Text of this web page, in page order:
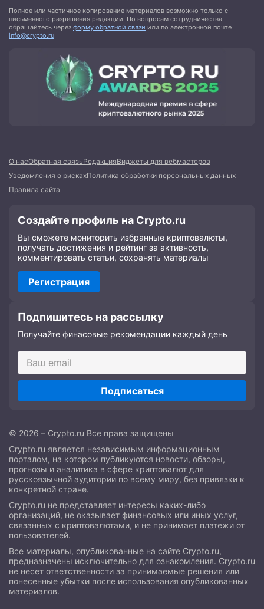
Полное или частичное копирование материалов возможно только с
письменного разрешения редакции. По вопросам сотрудничества
обращайтесь через форму обратной связи или по электронной почте
info@crypto.ru
О насОбратная связьРедакцияВиджеты для вебмастеров
Уведомления о рискахПолитика обработки персональных данных
Правила сайта
Создайте профиль на Crypto.ru
Вы сможете мониторить избранные криптовалюты,
получать достижения и рейтинг за активность,
комментировать статьи, сохранять материалы
Регистрация
Подпишитесь на рассылку
Получайте финасовые рекомендации каждый день
Подписаться
© 2026 – Crypto.ru Все права защищены
Crypto.ru является независимым информационным
порталом, на котором публикуются новости, обзоры,
прогнозы и аналитика в сфере криптовалют для
русскоязычной аудитории по всему миру, без привязки к
конкретной стране.
Crypto.ru не представляет интересы каких-либо
организаций, не оказывает финансовых или иных услуг,
связанных с криптовалютами, и не принимает платежи от
пользователей.
Все материалы, опубликованные на сайте Crypto.ru,
предназначены исключительно для ознакомления. Crypto.ru
не несет ответственности за принимаемые решения или
понесенные убытки после использования опубликованных
материалов.